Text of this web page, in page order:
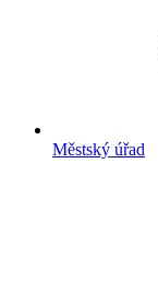
Městský úřad